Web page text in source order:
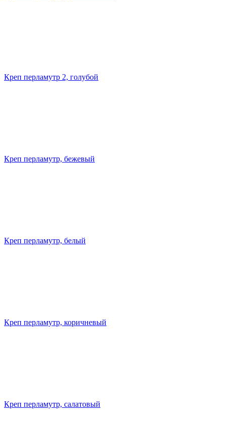
Креп перламутр 2, голубой
Креп перламутр, бежевый
Креп перламутр, белый
Креп перламутр, коричневый
Креп перламутр, салатовый